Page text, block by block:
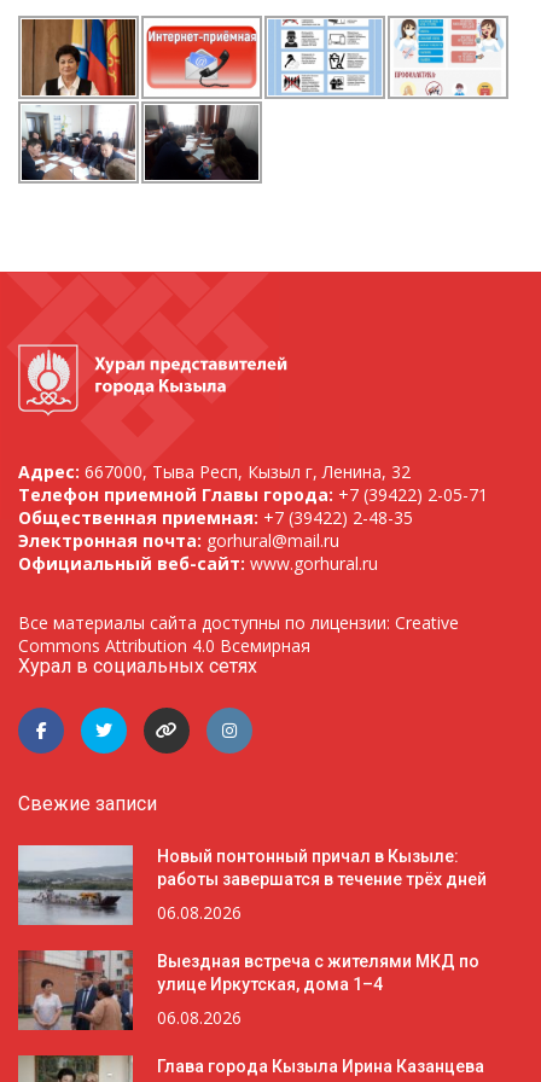
Адрес: 667000, Тыва Респ, Кызыл г, Ленина, 32
Телефон приемной Главы города: +7 (39422) 2-05-71
Общественная приемная: +7 (39422) 2-48-35
Электронная почта: gorhural@mail.ru
Официальный веб-сайт: www.gorhural.ru
Все материалы сайта доступны по лицензии: Creative
Commons Attribution 4.0 Всемирная
Хурал в социальных сетях
Свежие записи
Новый понтонный причал в Кызыле:
работы завершатся в течение трёх дней
06.08.2026
Выездная встреча с жителями МКД по
улице Иркутская, дома 1–4
06.08.2026
Глава города Кызыла Ирина Казанцева